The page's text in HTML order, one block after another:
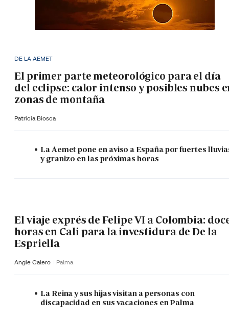
DE LA AEMET
El primer parte meteorológico para el día
del eclipse: calor intenso y posibles nubes
zonas de montaña
Patricia Biosca
La Aemet pone en aviso a España por fuertes
y granizo en las próximas horas
El viaje exprés de Felipe VI a Colombia:
horas en Cali para la investidura de De la
Espriella
Angie Calero Palma
La Reina y sus hijas visitan a personas con
discapacidad en sus vacaciones en Palma